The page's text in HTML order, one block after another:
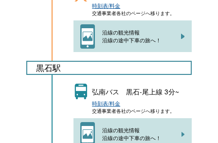
時刻表/料金
交通事業者各社のページへ移ります。
沿線の観光情報
沿線の途中下車の旅へ！
黒石駅
弘南バス 黒石-尾上線 3分~
時刻表/料金
交通事業者各社のページへ移ります。
沿線の観光情報
沿線の途中下車の旅へ！